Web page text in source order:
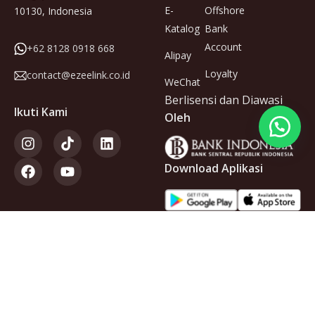
10130, Indonesia
+62 8128 0918 668
contact@ezeelink.co.id
Ikuti Kami
E-
Katalog
Alipay
WeChat
Offshore
Bank
Account
Loyalty
Berlisensi dan Diawasi
Oleh
Download Aplikasi